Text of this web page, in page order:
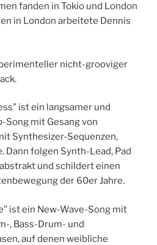
fanden in Tokio und London
in London arbeitete Dennis
nicht-grooviger
ist ein langsamer und
mit Gesang von
Synthesizer-Sequenzen,
Dann folgen Synth-Lead, Pad
und schildert einen
der 60er Jahre.
ist ein New-Wave-Song mit
, Bass-Drum- und
auf denen weibliche